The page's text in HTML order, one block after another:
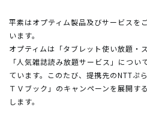
平素はオプティム製品及びサービスを
います。
オプティムは「タブレット使い放題・
「人気雑誌読み放題サービス」につい
ています。このたび、提携先のNTTぷ
ＴＶブック」のキャンペーンを展開す
します。